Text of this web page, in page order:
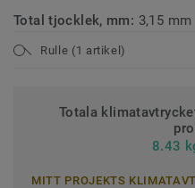
Total tjocklek, mm: 3,15 mm
Rulle (1 artikel)
Totala
8.43
MITT PROJEKTS